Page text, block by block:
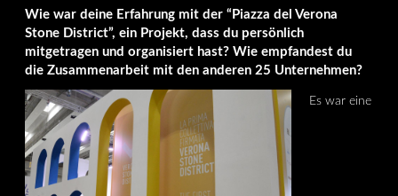
Wie war deine Erfahrung mit der “Piazza del Verona
Stone District”, ein Projekt, dass du persönlich
mitgetragen und organisiert hast? Wie empfandest du
die Zusammenarbeit mit den anderen 25 Unternehmen?
Es war eine